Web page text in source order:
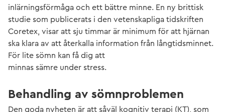
inlärningsförmåga och ett bättre minne. En ny brittisk
studie som publicerats i den vetenskapliga tidskriften
Coretex, visar att sju timmar är minimum för att hjärnan
ska klara av att återkalla information från långtidsminnet.
För lite sömn kan få dig att
minnas sämre under stress.
Behandling av sömnproblemen
Den goda nyheten är att såväl kognitiv terapi (KT), som